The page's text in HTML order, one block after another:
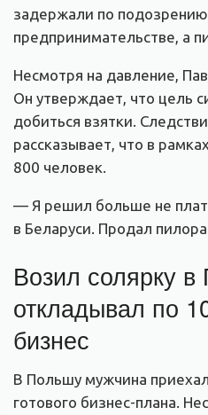
задержали по
предпринимательстве, а
Несмотря на давление,
Он утверждает, что цель
добиться взятки.
рассказывает, что в
800 человек.
— Я решил больше не
в Беларуси. Продал
Возил солярку
откладывал по
бизнес
В Польшу мужчина
готового бизнес-плана.